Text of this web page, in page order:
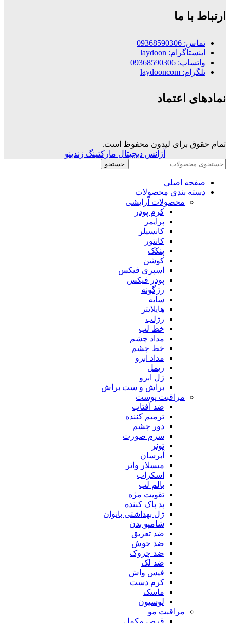
ارتباط با ما
تماس: 09368590306
اینستاگرام: laydoon
واتساپ: 09368590306
تلگرام: laydooncom
نمادهای اعتماد
تمام حقوق برای لیدون محفوظ است.
آژانس دیجیتال مارکتینگ زندینو
جستجو
صفحه اصلی
دسته بندی محصولات
محصولات آرایشی
کرم پودر
پرایمر
کانسیلر
کانتور
پنکک
کوشن
اسپری فیکس
پودر فیکس
رژگونه
سایه
هایلایتر
رژلب
خط لب
مداد چشم
خط چشم
مداد ابرو
ریمل
ژل ابرو
براش و ست براش
مراقبت پوست
ضد آفتاب
ترمیم کننده
دور چشم
سرم صورت
تونر
آبرسان
میسلار واتر
اسکراب
بالم لب
تقویت مژه
پد پاک کننده
ژل بهداشتی بانوان
شامپو بدن
ضد تعریق
ضد جوش
ضد چروک
ضد لک
فیس واش
کرم دست
ماسک
لوسیون
مراقبت مو
قرص مکمل